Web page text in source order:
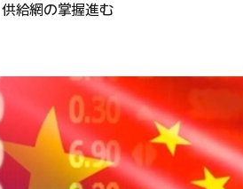
給網の掌握進む